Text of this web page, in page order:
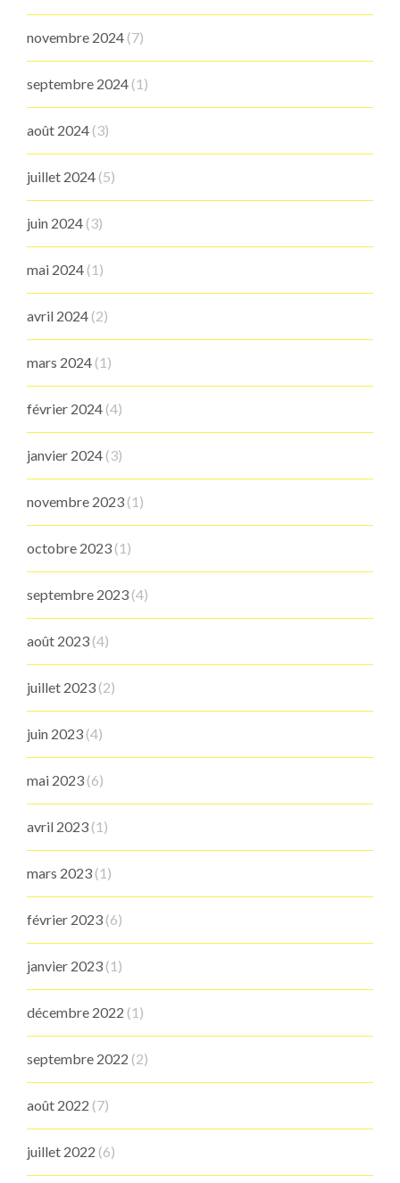
novembre 2024 (7)
septembre 2024 (1)
août 2024 (3)
juillet 2024 (5)
juin 2024 (3)
mai 2024 (1)
avril 2024 (2)
mars 2024 (1)
février 2024 (4)
janvier 2024 (3)
novembre 2023 (1)
octobre 2023 (1)
septembre 2023 (4)
août 2023 (4)
juillet 2023 (2)
juin 2023 (4)
mai 2023 (6)
avril 2023 (1)
mars 2023 (1)
février 2023 (6)
janvier 2023 (1)
décembre 2022 (1)
septembre 2022 (2)
août 2022 (7)
juillet 2022 (6)